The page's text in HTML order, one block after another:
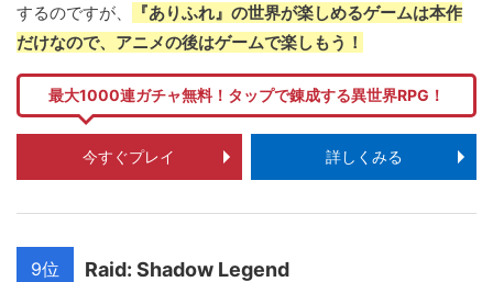
するのですが、
『ありふれ』の世界が楽しめるゲームは本作
だけなので、アニメの後はゲームで楽しもう！
最大1000連ガチャ無料！タップで錬成する異世界RPG！
今すぐプレイ 詳しくみる
9位 Raid: Shadow Legend